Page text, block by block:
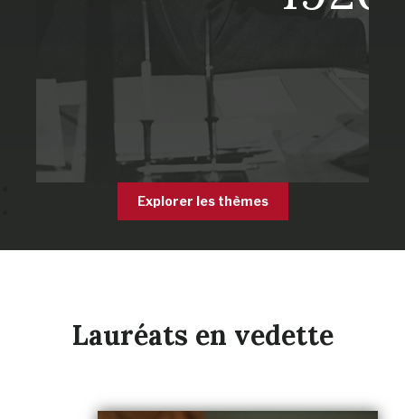
Explorer les thèmes
Lauréats en vedette